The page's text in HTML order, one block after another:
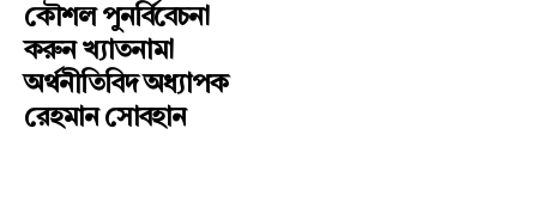
কৌশল পুনর্বিবেচনা
করুন খ্যাতনামা
অর্থনীতিবিদ অধ্যাপক
রেহমান সোবহান